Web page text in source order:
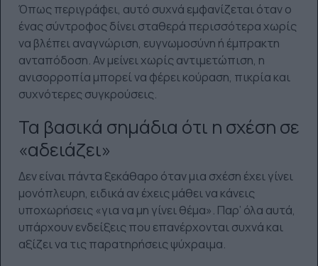
Όπως περιγράφει, αυτό συχνά εμφανίζεται όταν ο
ένας σύντροφος δίνει σταθερά περισσότερα χωρίς
να βλέπει αναγνώριση, ευγνωμοσύνη ή έμπρακτη
ανταπόδοση. Αν μείνει χωρίς αντιμετώπιση, η
ανισορροπία μπορεί να φέρει κούραση, πικρία και
συχνότερες συγκρούσεις.
Τα βασικά σημάδια ότι η σχέση σε
«αδειάζει»
Δεν είναι πάντα ξεκάθαρο όταν μια σχέση έχει γίνει
μονόπλευρη, ειδικά αν έχεις μάθει να κάνεις
υποχωρήσεις «για να μη γίνει θέμα». Παρ’ όλα αυτά,
υπάρχουν ενδείξεις που επανέρχονται συχνά και
αξίζει να τις παρατηρήσεις ψύχραιμα.